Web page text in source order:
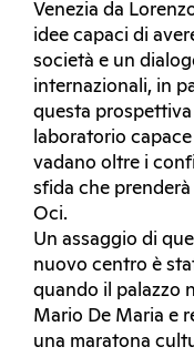
Venezia da
idee capaci di
società e un
internazionali, in
questa
laboratorio
vadano oltre i
sfida che
Oci.
Un assaggio di
nuovo centro è
quando il palazzo
Mario De Maria e
una maratona